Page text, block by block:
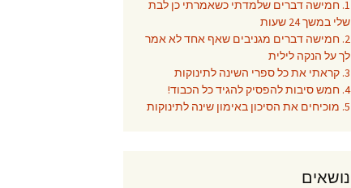
1. חמישה דברים שלמדתי כשאמרתי כן לבת
שלי במשך 24 שעות
2. חמישה דברים מגניבים שאף אחד לא אמר
לך על הנקה לילית
3. קראתי את כל ספרי השינה לתינוקות
4. חמש סיבות להפסיק להגיד כל הכבוד!
5. מוכיחים את הסיכון באימון שינה לתינוקות
נושאים